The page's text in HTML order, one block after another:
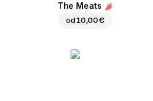
The Meats
od10,00 €